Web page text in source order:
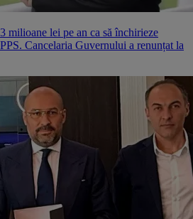
milioane lei pe an ca să închirieze
Cancelaria Guvernului a renunțat la